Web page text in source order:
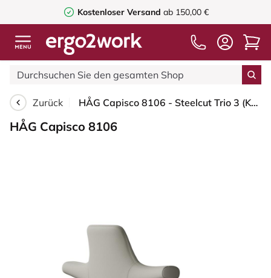
Kostenloser Versand ab 150,00 €
Zurück HÅG Capisco 8106 - Steelcut Trio 3 (Kvadrat) - Wolle / Polyamid - STT253 - Beige-grey - Blush Rose - 265 mm (Sitzhöhe 53-79cm) - Weiche Rollen für harte Böden
HÅG Capisco 8106